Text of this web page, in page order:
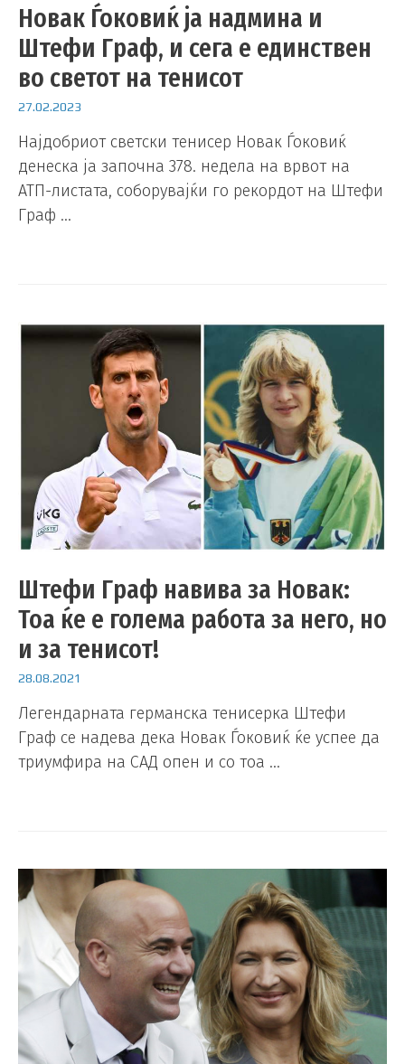
Новак Ѓоковиќ ја надмина и
Штефи Граф, и сега е единствен
во светот на тенисот
27.02.2023
Најдобриот светски тенисер Новак Ѓоковиќ
денеска ја започна 378. недела на врвот на
АТП-листата, соборувајќи го рекордот на Штефи
Граф …
Штефи Граф навива за Новак:
Тоа ќе е голема работа за него, но
и за тенисот!
28.08.2021
Легендарната германска тенисерка Штефи
Граф се надева дека Новак Ѓоковиќ ќе успее да
триумфира на САД опен и со тоа …